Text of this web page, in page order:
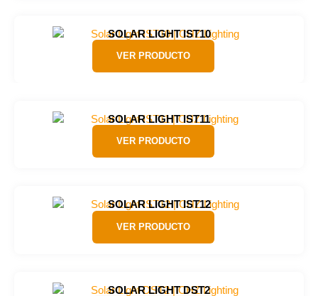
SOLAR LIGHT IST10
VER PRODUCTO
SOLAR LIGHT IST11
VER PRODUCTO
SOLAR LIGHT IST12
VER PRODUCTO
SOLAR LIGHT DST2